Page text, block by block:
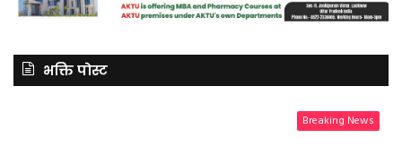
भक्ति पोस्ट
Breaking News